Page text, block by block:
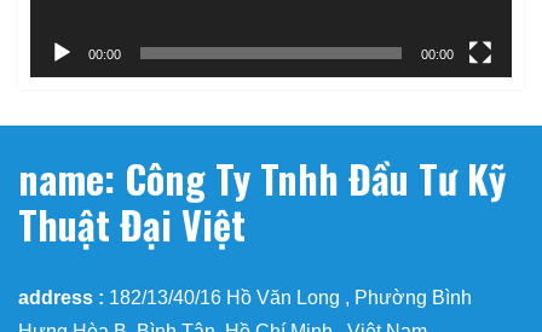
00:00 00:00
name: Công Ty Tnhh Đầu Tư Kỹ
Thuật Đại Việt
address : 182/13/40/16 Hồ Văn Long , Phường Bình